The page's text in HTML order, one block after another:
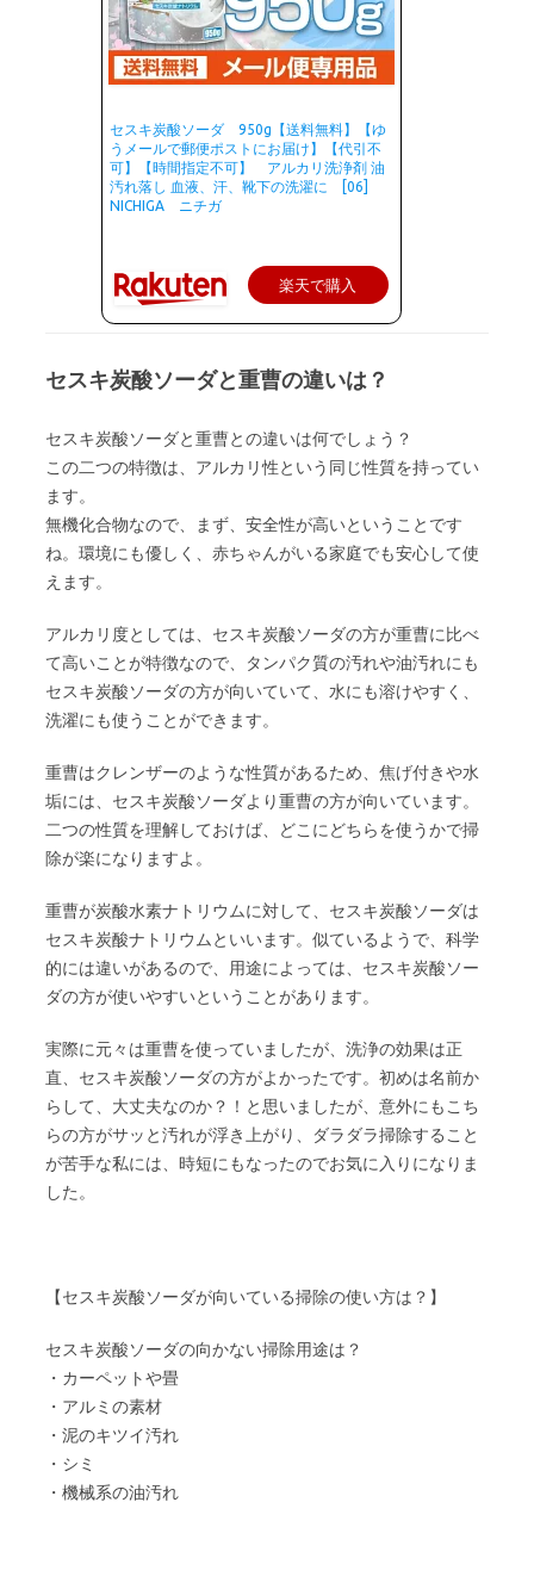
セスキ炭酸ソーダ 950g【送料無料】【ゆ
うメールで郵便ポストにお届け】【代引不
可】【時間指定不可】 アルカリ洗浄剤 油
汚れ落し 血液、汗、靴下の洗濯に [06]
NICHIGA ニチガ
楽天で購入
セスキ炭酸ソーダと重曹の違いは？
セスキ炭酸ソーダと重曹との違いは何でしょう？
この二つの特徴は、アルカリ性という同じ性質を持ってい
ます。
無機化合物なので、まず、安全性が高いということです
ね。環境にも優しく、赤ちゃんがいる家庭でも安心して使
えます。
アルカリ度としては、セスキ炭酸ソーダの方が重曹に比べ
て高いことが特徴なので、タンパク質の汚れや油汚れにも
セスキ炭酸ソーダの方が向いていて、水にも溶けやすく、
洗濯にも使うことができます。
重曹はクレンザーのような性質があるため、焦げ付きや水
垢には、セスキ炭酸ソーダより重曹の方が向いています。
二つの性質を理解しておけば、どこにどちらを使うかで掃
除が楽になりますよ。
重曹が炭酸水素ナトリウムに対して、セスキ炭酸ソーダは
セスキ炭酸ナトリウムといいます。似ているようで、科学
的には違いがあるので、用途によっては、セスキ炭酸ソー
ダの方が使いやすいということがあります。
実際に元々は重曹を使っていましたが、洗浄の効果は正
直、セスキ炭酸ソーダの方がよかったです。初めは名前か
らして、大丈夫なのか？！と思いましたが、意外にもこち
らの方がサッと汚れが浮き上がり、ダラダラ掃除すること
が苦手な私には、時短にもなったのでお気に入りになりま
した。
【セスキ炭酸ソーダが向いている掃除の使い方は？】
セスキ炭酸ソーダの向かない掃除用途は？
・カーペットや畳
・アルミの素材
・泥のキツイ汚れ
・シミ
・機械系の油汚れ